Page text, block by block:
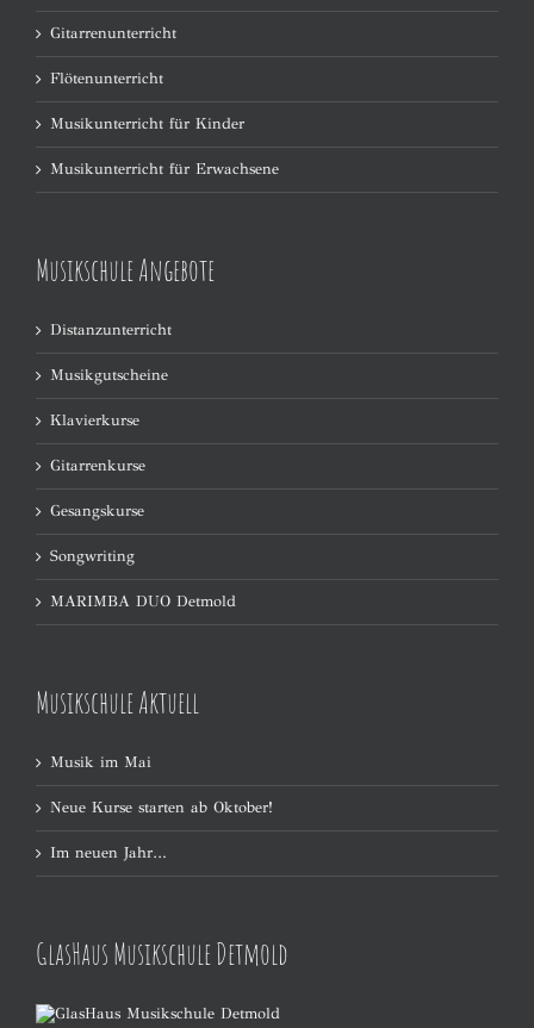
Gitarrenunterricht
Flötenunterricht
Musikunterricht für Kinder
Musikunterricht für Erwachsene
Musikschule Angebote
Distanzunterricht
Musikgutscheine
Klavierkurse
Gitarrenkurse
Gesangskurse
Songwriting
MARIMBA DUO Detmold
Musikschule Aktuell
Musik im Mai
Neue Kurse starten ab Oktober!
Im neuen Jahr…
GlasHaus Musikschule Detmold